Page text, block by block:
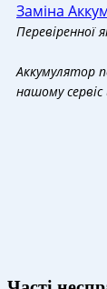
Заміна
Перевіренної
Аккумулятор
нашому